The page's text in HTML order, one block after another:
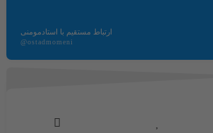
ارتباط مستقیم با استادمومنی
@ostadmomeni